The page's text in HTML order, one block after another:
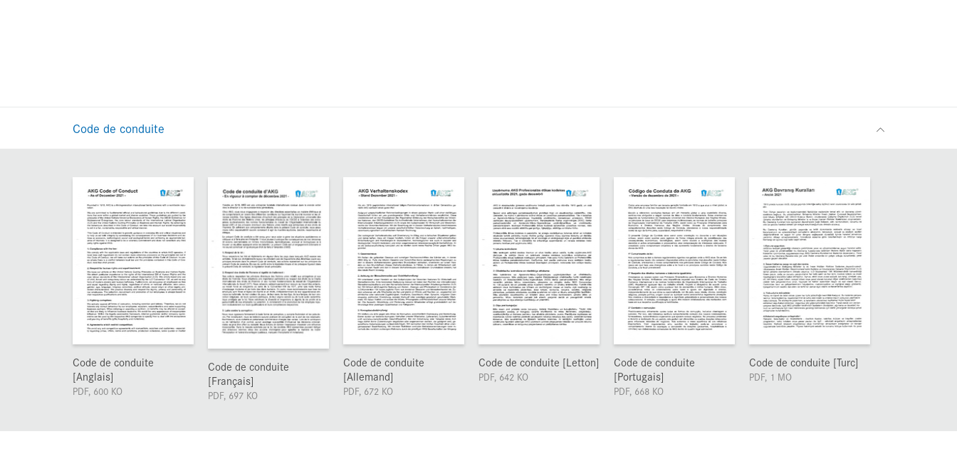
Code de conduite
Code de conduite
[Anglais]
PDF, 600 KO
Code de conduite
[Français]
PDF, 697 KO
Code de conduite
[Allemand]
PDF, 672 KO
Code de conduite [Letton]
PDF, 642 KO
Code de conduite
[Portugais]
PDF, 668 KO
Code de conduite [Turc]
PDF, 1 MO